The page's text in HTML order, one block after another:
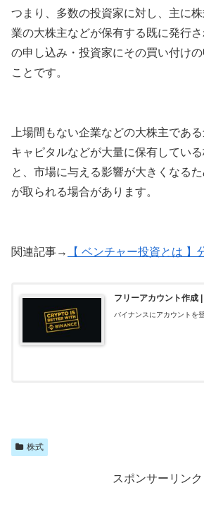
つまり、多数の投資家に対し、主に
業の大株主などが保有する既に発行
の申し込み・投資家にその買い付け
ことです。
上場間もない企業などの大株主であ
キャピタルなどが大量に保有してい
と、市場に与える影響が大きくなる
が取られる場合があります。
関連記事→ 【 ベンチャー投資とは 】
フリーアカウント作成
バイナンスにアカウントを
株式
スポンサーリンク